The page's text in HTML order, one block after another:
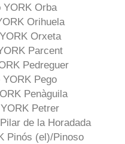
Orba
Orihuela
Orxeta
Parcent
Pedreguer
Pego
Penàguila
Petrer
de la Horadada
Pinós (el)/Pinoso